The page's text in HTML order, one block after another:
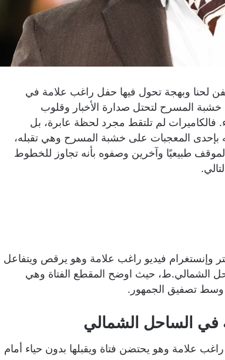
لحنا وبهجة تحول فيها حفل راغب علامة في
المسرح لتحتل صدارة الأخبار وقلوب
فالكاميرات لم تلتقط مجرد لحظة عابرة، بل
المعجبات على خشبة المسرح وهي تقبله،
طبيعيًا وآخرين وصفوه بأنه تجاوز للخطوط
وإنستغرام فيديو راغب علامة وهو يرقص ويتفاعل
الشمالي.ط، حيث اوضح المقطع الفتاة وهي
وسط تصفيق الجمهور.
الساحل الشمالي
علامة وهو يحتضن فتاة ويقبلها بدون حياء أمام